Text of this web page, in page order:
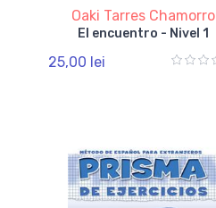
Oaki Tarres Chamorro
El encuentro - Nivel 1
25,00 lei